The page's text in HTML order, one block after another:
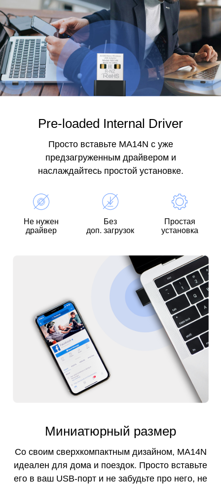
Pre-loaded Internal Driver
Просто вставьте MA14N с уже
предзагруженным драйвером и
наслаждайтесь простой установке.
Не нужен
драйвер
Без
доп. загрузок
Простая
установка
Миниатюрный размер
Со своим сверхкомпактным дизайном, MA14N
идеален для дома и поездок. Просто вставьте
его в ваш USB-порт и не забудьте про него, не